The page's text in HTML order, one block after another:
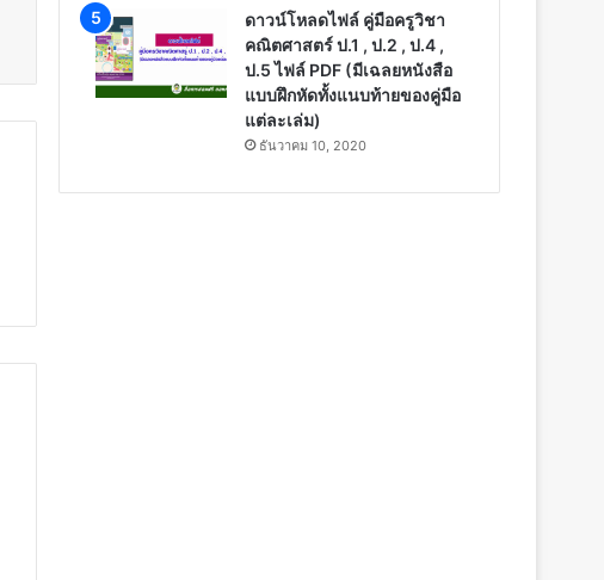
ดาวน์โหลดไฟล์ คู่มือครูวิชา
คณิตศาสตร์ ป.1 , ป.2 , ป.4 ,
ป.5 ไฟล์ PDF (มีเฉลยหนังสือ
แบบฝึกหัดทั้งแนบท้ายของคู่มือ
แต่ละเล่ม)
ธันวาคม 10, 2020